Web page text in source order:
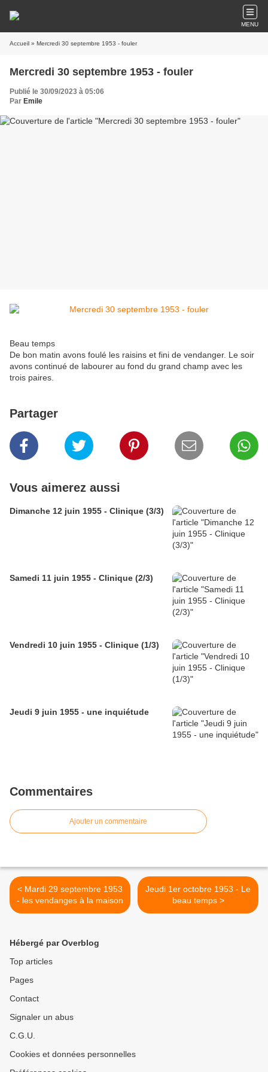
MENU
Accueil » Mercredi 30 septembre 1953 - fouler
Mercredi 30 septembre 1953 - fouler
Publié le 30/09/2023 à 05:06
Par Emile
Beau temps
De bon matin avons foulé les raisins et fini de vendanger. Le soir
avons continué de labourer au fond du grand champ avec les
trois paires.
Partager
Vous aimerez aussi
Dimanche 12 juin 1955 - Clinique (3/3)
Samedi 11 juin 1955 - Clinique (2/3)
Vendredi 10 juin 1955 - Clinique (1/3)
Jeudi 9 juin 1955 - une inquiétude
Commentaires
Ajouter un commentaire
< Mardi 29 septembre 1953
- les vendanges à la maison
Jeudi 1er octobre 1953 - Le
beau temps >
Hébergé par Overblog
Top articles
Pages
Contact
Signaler un abus
C.G.U.
Cookies et données personnelles